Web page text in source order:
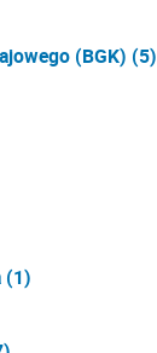
(BGK) (5)
(1)